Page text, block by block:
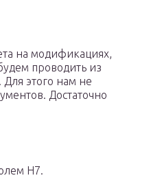
на модификациях,
проводить из
Для этого нам не
Достаточно
H7.